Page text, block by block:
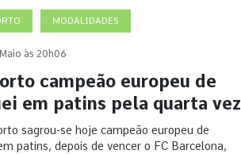
MODALIDADES
às 20h06
campeão europeu de
em patins pela quarta vez
sagrou-se hoje campeão europeu de
patins, depois de vencer o FC Barcelona,